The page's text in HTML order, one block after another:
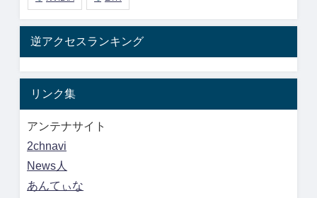
逆アクセスランキング
リンク集
アンテナサイト
2chnavi
News人
あんてぃな